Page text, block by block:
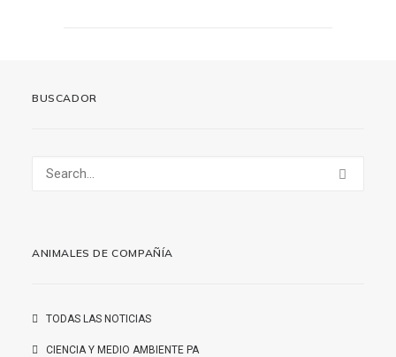
BUSCADOR
ANIMALES DE COMPAÑÍA
TODAS LAS NOTICIAS
CIENCIA Y MEDIO AMBIENTE PA